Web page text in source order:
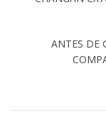
ANTES DE